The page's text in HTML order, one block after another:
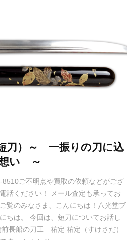
刀）～ 一振りの刀に込
い ～
ご不明点や買取の依頼などがござ
話ください！ メール査定も承ってお
覧のみなさま、こんにちは！八光堂ブ
ちは。 今回は、短刀についてお話し
長船の刀工 祐定 祐定（すけさだ）